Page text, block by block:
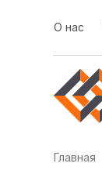
О нас
Главная